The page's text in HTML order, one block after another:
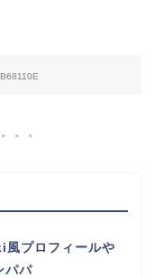
風プロフィールや
パパ